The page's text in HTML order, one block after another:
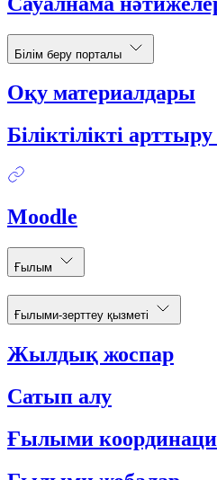
Білім беру порталы
Оқу материалдары
Біліктілікті
Moodle
Ғылым
Ғылыми-зерттеу қызметі
Жылдық жоспар
Сатып алу
Ғылыми